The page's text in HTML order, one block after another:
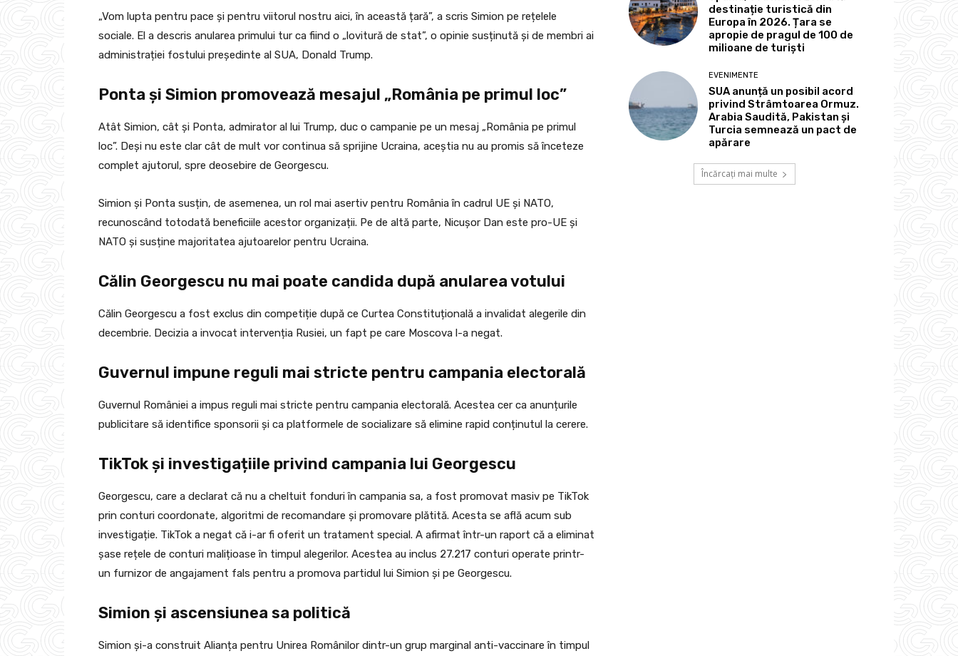
„Vom lupta pentru pace și pentru viitorul nostru aici, în această țară”, a scris Simion pe rețelele
sociale. El a descris anularea primului tur ca fiind o „lovitură de stat”, o opinie susținută și de membri ai
administrației fostului președinte al SUA, Donald Trump.
Ponta și Simion promovează mesajul „România pe primul loc”
Atât Simion, cât și Ponta, admirator al lui Trump, duc o campanie pe un mesaj „România pe primul
loc”. Deși nu este clar cât de mult vor continua să sprijine Ucraina, aceștia nu au promis să înceteze
complet ajutorul, spre deosebire de Georgescu.
Simion și Ponta susțin, de asemenea, un rol mai asertiv pentru România în cadrul UE și NATO,
recunoscând totodată beneficiile acestor organizații. Pe de altă parte, Nicușor Dan este pro-UE și
NATO și susține majoritatea ajutoarelor pentru Ucraina.
Călin Georgescu nu mai poate candida după anularea votului
Călin Georgescu a fost exclus din competiție după ce Curtea Constituțională a invalidat alegerile din
decembrie. Decizia a invocat intervenția Rusiei, un fapt pe care Moscova l-a negat.
Guvernul impune reguli mai stricte pentru campania electorală
Guvernul României a impus reguli mai stricte pentru campania electorală. Acestea cer ca anunțurile
publicitare să identifice sponsorii și ca platformele de socializare să elimine rapid conținutul la cerere.
TikTok și investigațiile privind campania lui Georgescu
Georgescu, care a declarat că nu a cheltuit fonduri în campania sa, a fost promovat masiv pe TikTok
prin conturi coordonate, algoritmi de recomandare și promovare plătită. Acesta se află acum sub
investigație. TikTok a negat că i-ar fi oferit un tratament special. A afirmat într-un raport că a eliminat
șase rețele de conturi malițioase în timpul alegerilor. Acestea au inclus 27.217 conturi operate printr-
un furnizor de angajament fals pentru a promova partidul lui Simion și pe Georgescu.
Simion și ascensiunea sa politică
Simion și-a construit Alianța pentru Unirea Românilor dintr-un grup marginal anti-vaccinare în timpul
destinație turistică din
Europa în 2026. Țara se
apropie de pragul de 100 de
milioane de turiști
EVENIMENTE
SUA anunță un posibil acord
privind Strâmtoarea Ormuz.
Arabia Saudită, Pakistan și
Turcia semnează un pact de
apărare
Încărcați mai multe